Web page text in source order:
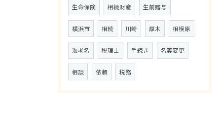
生命保険 相続財産 生前贈与
横浜市 相続 川崎 厚木 相模原
海老名 税理士 手続き 名義変更
相談 依頼 税務